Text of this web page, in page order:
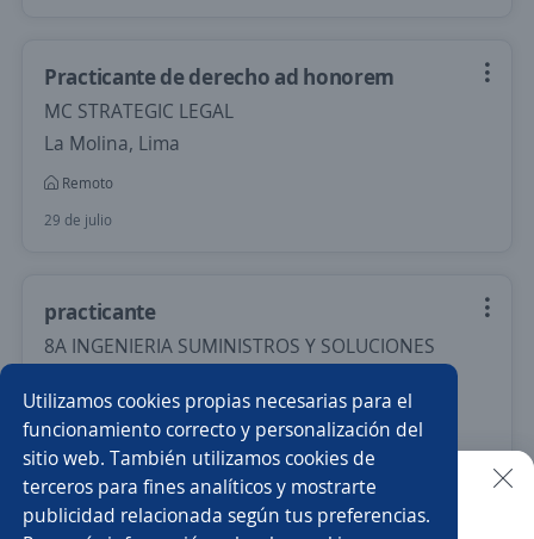
Practicante de derecho ad honorem
MC STRATEGIC LEGAL
La Molina, Lima
Remoto
29 de julio
practicante
8A INGENIERIA SUMINISTROS Y SOLUCIONES
Remoto
Más de 30 días
Buscar es más fácil en la app
Utilizamos cookies propias necesarias para el
funcionamiento correcto y personalización del
sitio web. También utilizamos cookies de
terceros para fines analíticos y mostrarte
publicidad relacionada según tus preferencias.